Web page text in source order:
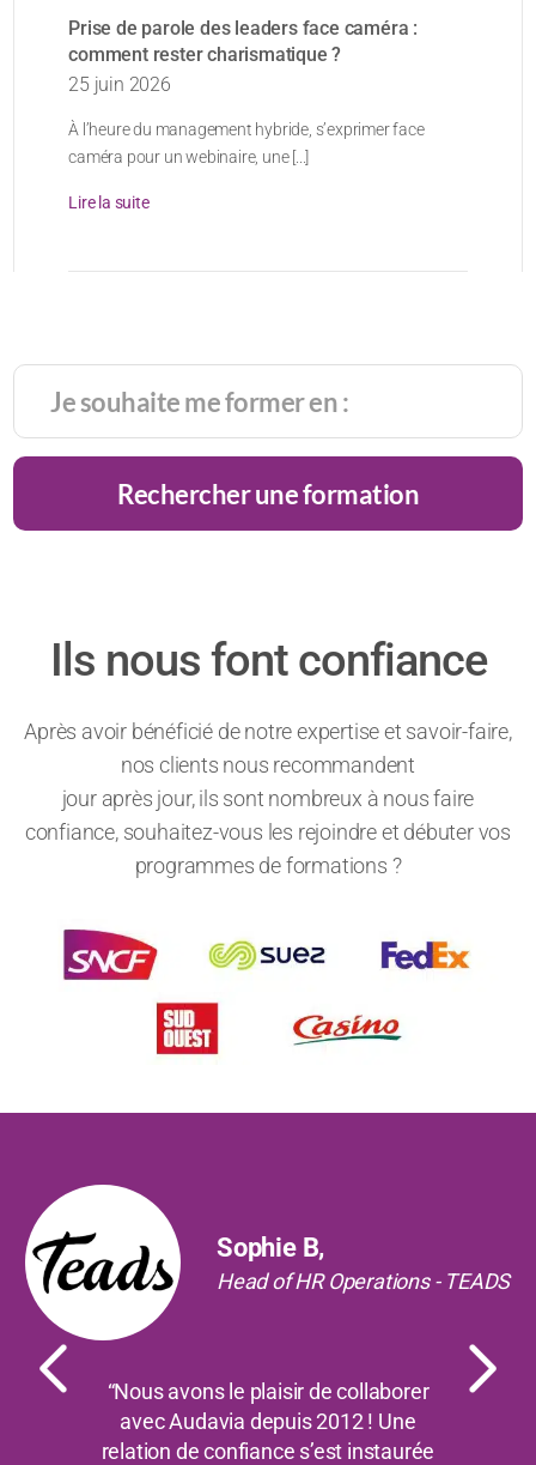
Prise de parole des leaders face caméra :
comment rester charismatique ?
25 juin 2026
À l’heure du management hybride, s’exprimer face
caméra pour un webinaire, une [...]
Lire la suite
Rechercher une formation
Ils nous font confiance
Après avoir bénéficié de notre expertise et savoir-faire,
nos clients nous recommandent
jour après jour, ils sont nombreux à nous faire
confiance, souhaitez-vous les rejoindre et débuter vos
programmes de formations ?
Sophie B,
Head of HR Operations - TEADS
“Nous avons le plaisir de collaborer
avec Audavia depuis 2012 ! Une
relation de confiance s’est instaurée